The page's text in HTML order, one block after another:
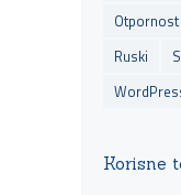
Ruski
Korisne